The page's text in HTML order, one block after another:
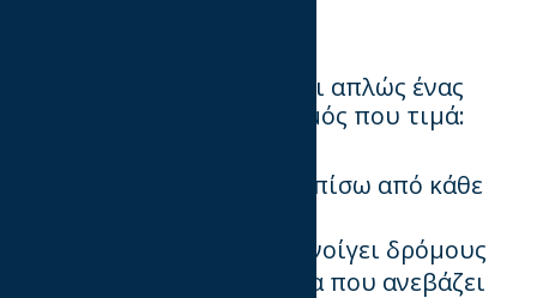
δεν είναι απλώς ένας
διαγωνισμός. Είναι ο θεσμός που τιμά:
Τη στρατηγική σκέψη πίσω από κάθε
Την καινοτομία που ανοίγει δρόμους
Την τεχνική αρτιότητα που ανεβάζει